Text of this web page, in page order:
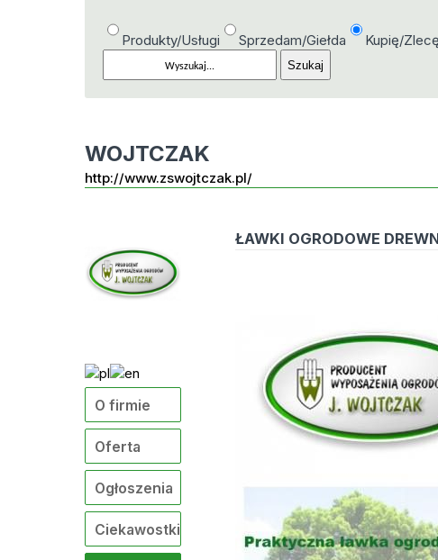
Produkty/Usługi Sprzedam/Giełda Kupię/Zlecę
WOJTCZAK
http://www.zswojtczak.pl/
O firmie
Oferta
Ogłoszenia
Ciekawostki
ŁAWKI OGRODOWE